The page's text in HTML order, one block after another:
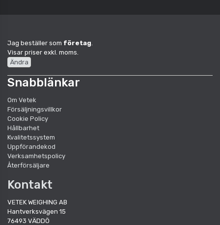
Jag beställer som företag
Visar priser exkl. moms.
Ändra
Snabblänkar
Om Vetek
Försäljningsvillkor
Cookie Policy
Hållbarhet
Kvalitetssystem
Uppförandekod
Verksamhetspolicy
Återförsäljare
Kontakt
VETEK WEIGHING AB
Hantverksvägen 15
76493 VÄDDÖ